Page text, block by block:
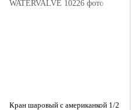
Кран шаровый с американкой 1/2